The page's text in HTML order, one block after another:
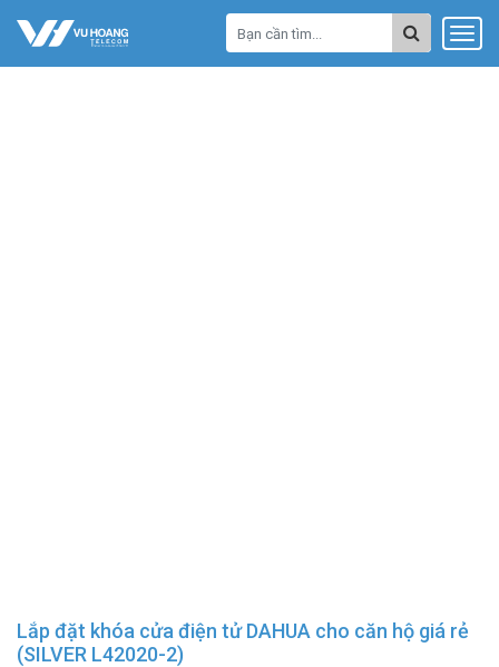
Lắp đặt khóa cửa điện tử DAHUA cho căn hộ giá rẻ
(SILVER L42020-2)